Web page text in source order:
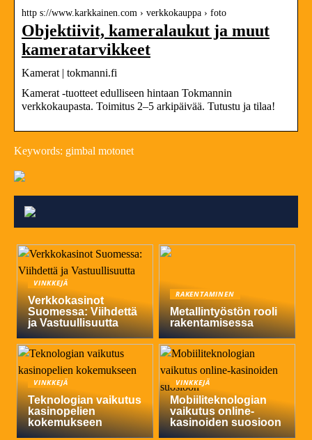
http s://www.karkkainen.com › verkkokauppa › foto
Objektiivit, kameralaukut ja muut
kameratarvikkeet
Kamerat | tokmanni.fi
Kamerat -tuotteet edulliseen hintaan Tokmannin
verkkokaupasta. Toimitus 2–5 arkipäivää. Tutustu ja tilaa!
Keywords: gimbal motonet
VINKKEJÄ
Verkkokasinot
Suomessa: Viihdettä
ja Vastuullisuutta
RAKENTAMINEN
Metallintyöstön rooli
rakentamisessa
VINKKEJÄ
Teknologian vaikutus
kasinopelien
kokemukseen
VINKKEJÄ
Mobiiliteknologian
vaikutus online-
kasinoiden suosioon